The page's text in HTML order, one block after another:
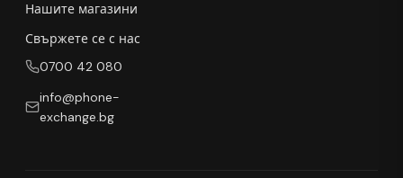
Нашите магазини
Свържете се с нас
0700 42 080
info@phone-
exchange.bg